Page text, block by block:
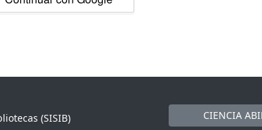
(SISIB)
CIENCIA